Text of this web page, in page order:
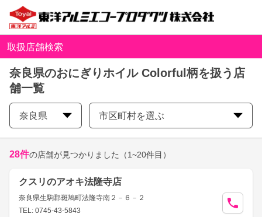
取扱店舗検索
奈良県のおにぎりホイル Colorful柄を扱う店
舗一覧
奈良県 市区町村を選ぶ
28件の店舗が見つかりました （1~20件目）
クスリのアオキ法隆寺店
奈良県生駒郡斑鳩町法隆寺南２－６－２
TEL: 0745-43-5843